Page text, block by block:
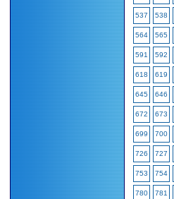
537 538
564 565
591 592
618 619
645 646
672 673
699 700
726 727
753 754
780 781